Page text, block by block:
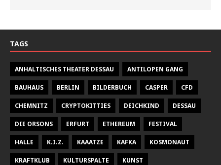
TAGS
ANHALTISCHES THEATER DESSAU ANTILOPEN GANG
BAUHAUS BERLIN BILDERBUCH CASPER CFD
CHEMNITZ CRYPTOKITTIES DEICHKIND DESSAU
DIE ORSONS ERFURT ETHEREUM FESTIVAL
HALLE K.I.Z. KAAATZE KAFKA KOSMONAUT
KRAFTKLUB KULTURSPALTE KUNST